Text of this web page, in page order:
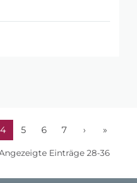
4 5 6 7 › »
Einträge 28-36